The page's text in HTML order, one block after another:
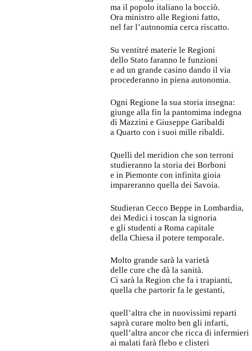
ma il popolo italiano la bocciò.
Ora ministro alle Regioni fatto,
nel far l’autonomia cerca riscatto.
Su ventitré materie le Regioni
dello Stato faranno le funzioni
e ad un grande casino dando il via
procederanno in piena autonomia.
Ogni Regione la sua storia insegna:
giunge alla fin la pantomima indegna
di Mazzini e Giuseppe Garibaldi
a Quarto con i suoi mille ribaldi.
Quelli del meridion che son terroni
studieranno la storia dei Borboni
e in Piemonte con infinita gioia
impareranno quella dei Savoia.
Studieran Cecco Beppe in Lombardia,
dei Medici i toscan la signoria
e gli studenti a Roma capitale
della Chiesa il potere temporale.
Molto grande sarà la varietà
delle cure che dà la sanità.
Ci sarà la Region che fa i trapianti,
quella che partorir fa le gestanti,
quell’altra che in nuovissimi reparti
saprà curare molto ben gli infarti,
quell’altra ancor che ricca di infermieri
ai malati farà flebo e clisteri